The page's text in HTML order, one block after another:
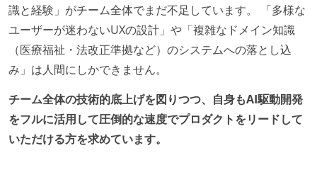
識と経験」がチーム全体でまだ不足しています。 「多様な
ユーザーが迷わないUXの設計」や「複雑なドメイン知識
（医療福祉・法改正準拠など）のシステムへの落とし込
み」は人間にしかできません。
チーム全体の技術的底上げを図りつつ、自身もAI駆動開発
をフルに活用して圧倒的な速度でプロダクトをリードして
いただける方を求めています。